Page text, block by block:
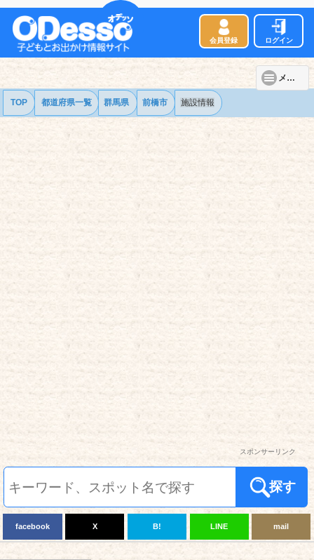
会員登録 ログイン
メニュー
TOP 都道府県一覧 群馬県 前橋市 施設情報
スポンサーリンク
探す
facebook X B! LINE mail